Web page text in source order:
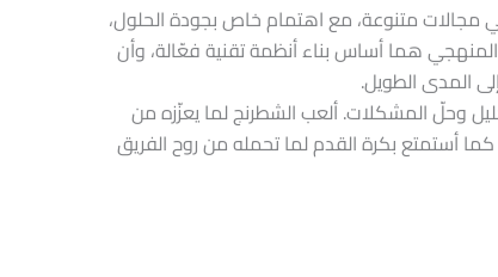
متنوعة، مع اهتمام خاص بجودة الحلول،
هما أساس بناء أنظمة تقنية فعّالة، وأن
المدى الطويل.
وحلّ المشكلات. ألعب الشطرنج لما يعزّزه من
كما أستمتع بكرة القدم لما تحمله من روح الفريق